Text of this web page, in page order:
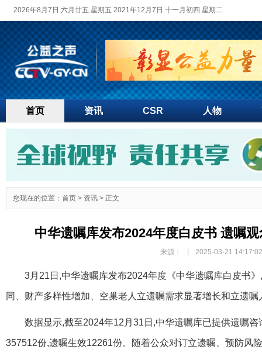
2026年8月7日 六月廿五 星期五 2021年12月7日 十一月初四 星期二
首页 资讯 CSR 人物
您现在的位置： 首页 > 资讯 > 正文
中华遗嘱库发布2024年度白皮书 遗嘱
来源： 2025-03-21 14:17:02
3月21日,中华遗嘱库发布2024年度《中华遗嘱库白皮书
同、财产多样性增加、空巢老人立遗嘱需求显著增长和立遗
数据显示,截至2024年12月31日,中华遗嘱库已提供遗嘱
357512份,遗嘱生效12261份。随着公众对订立遗嘱、预防风